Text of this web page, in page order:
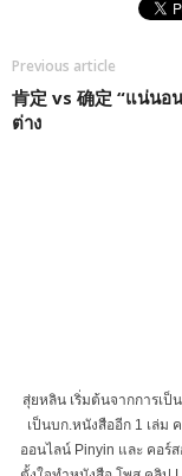
Previous article
肯定 vs 确定 “แน่นอ
ต่าง
สุ่ยหลิน เริ่มต้นจากการเ
เป็นบก.หนังสืออีก 1 เล่ม
ออนไลน์ Pinyin และ คอร์